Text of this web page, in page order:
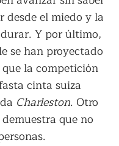
el miedo y la
Y por último,
se han proyectado
la competición
cinta suiza
Charleston. Otro
que no